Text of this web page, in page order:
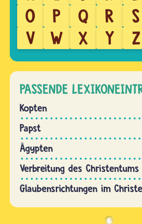
O
P Q R S
V
W X Y Z
PASSENDE
Kopten
Papst
Ägypten
Verbreitung des Christentums
Glaubensrichtungen im